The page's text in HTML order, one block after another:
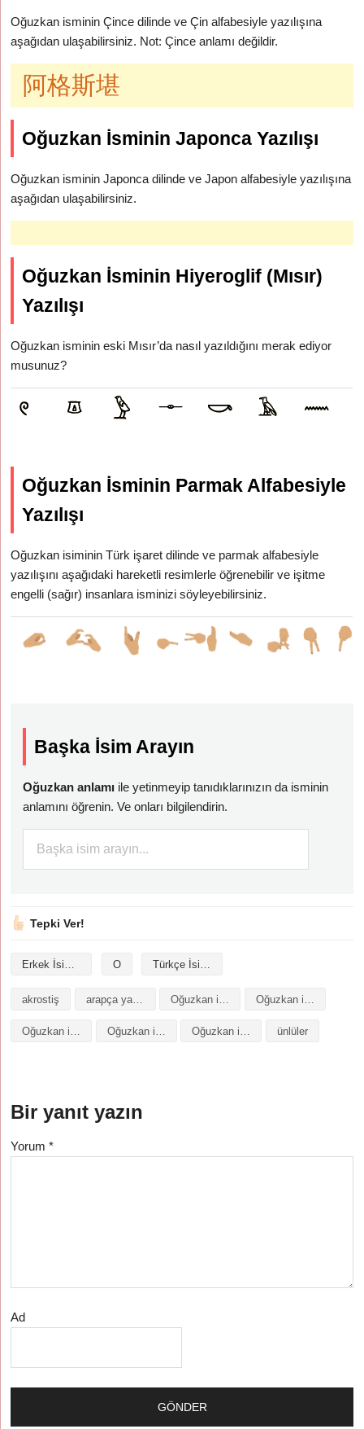
Oğuzkan isminin Çince dilinde ve Çin alfabesiyle yazılışına
aşağıdan ulaşabilirsiniz. Not: Çince anlamı değildir.
阿格斯堪
Oğuzkan İsminin Japonca Yazılışı
Oğuzkan isminin Japonca dilinde ve Japon alfabesiyle yazılışına
aşağıdan ulaşabilirsiniz.
Oğuzkan İsminin Hiyeroglif (Mısır)
Yazılışı
Oğuzkan isminin eski Mısır’da nasıl yazıldığını merak ediyor
musunuz?
Oğuzkan İsminin Parmak Alfabesiyle
Yazılışı
Oğuzkan isiminin Türk işaret dilinde ve parmak alfabesiyle
yazılışını aşağıdaki hareketli resimlerle öğrenebilir ve işitme
engelli (sağır) insanlara isminizi söyleyebilirsiniz.
Başka İsim Arayın
Oğuzkan anlamı ile yetinmeyip tanıdıklarınızın da isminin
anlamını öğrenin. Ve onları bilgilendirin.
Tepki Ver!
Erkek İsimleri O Türkçe İsimler
akrostiş arapça yazılışı
Oğuzkan isminin baş harfleriyle şiir Oğuzkan isminin kökeni Oğuzkan isminin numerolojisi ünlüler
Bir yanıt yazın
Yorum*
Ad